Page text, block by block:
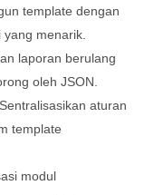
template dengan
menarik.
laporan berulang
oleh JSON.
aturan
template
modul